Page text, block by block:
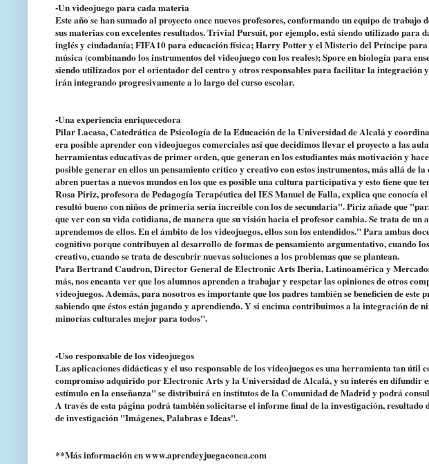
-Un videojuego para cada materia
Este año se han sumado al proyecto once nuevos profesores, conformando un equipo de
sus materias con excelentes resultados. Trivial Pursuit, por ejemplo, está siendo utilizado para
inglés y ciudadanía; FIFA10 para educación física; Harry Potter y el Misterio del Príncipe para
música (combinando los instrumentos del videojuego con los reales); Spore en biología para
siendo utilizados por el orientador del centro y otros responsables para facilitar la integración
irán integrando progresivamente a lo largo del curso escolar.
-Una experiencia enriquecedora
Pilar Lacasa, Catedrática de Psicología de la Educación de la Universidad de Alcalá y
era posible aprender con videojuegos comerciales así que decidimos llevar el proyecto a las
herramientas educativas de primer orden, que generan en los estudiantes más motivación y
posible generar en ellos un pensamiento crítico y creativo con estos instrumentos, más allá de
abren puertas a nuevos mundos en los que es posible una cultura participativa y esto tiene que
Rosa Piriz, profesora de Pedagogía Terapéutica del IES Manuel de Falla, explica que conocía
resultó bueno con niños de primeria sería increíble con los de secundaria". Piriz añade que
que ver con su vida cotidiana, de manera que su visión hacia el profesor cambia. Se trata de
aprendemos de ellos. En el ámbito de los videojuegos, ellos son los entendidos." Para ambas
cognitivo porque contribuyen al desarrollo de formas de pensamiento argumentativo, cuando
creativo, cuando se trata de descubrir nuevas soluciones a los problemas que se plantean.
Para Bertrand Caudron, Director General de Electronic Arts Iberia, Latinoamérica y
más, nos encanta ver que los alumnos aprenden a trabajar y respetar las opiniones de otros
videojuegos. Además, para nosotros es importante que los padres también se beneficien de
sabiendo que éstos están jugando y aprendiendo. Y si encima contribuimos a la integración de
minorías culturales mejor para todos".
-Uso responsable de los videojuegos
Las aplicaciones didácticas y el uso responsable de los videojuegos es una herramienta tan útil
compromiso adquirido por Electronic Arts y la Universidad de Alcalá, y su interés en difundir
estímulo en la enseñanza" se distribuirá en institutos de la Comunidad de Madrid y podrá
A través de esta página podrá también solicitarse el informe final de la investigación,
de investigación "Imágenes, Palabras e Ideas".
**Más información en www.aprendeyjuegaconea.com